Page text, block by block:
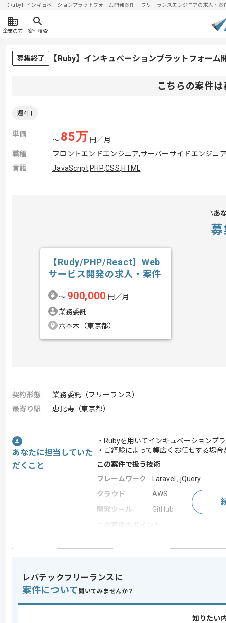
【Ruby】インキュベーションプラットフォーム開発案件| ITフリーランスエンジニアの求人・
企業の方 案件検索
募集終了 【Ruby】インキュベーションプラットフォー
こちらの案件
週4日
単価
〜85万 円／月
職種
フロントエンドエンジニア,サーバーサイドエンジニ
言語
JavaScript,PHP,CSS,HTML
あ
【Rudy/PHP/React】Web
サービス開発の求人・案件
〜 900,000 円／月
業務委託
六本木（東京都）
契約形態
業務委託（フリーランス）
最寄り駅
恵比寿（東京都）
あなたに担当していた
だくこと
・Rubyを用いてインキュベーションプ
・ご経験によって幅広くお任せする場
この案件で扱う技術
フレームワーク
Laravel , jQuery
クラウド
AWS
開発ツール
GitHub
特徴
レバテックフリーランスに
案件について 聞いてみませんか？
知りたい